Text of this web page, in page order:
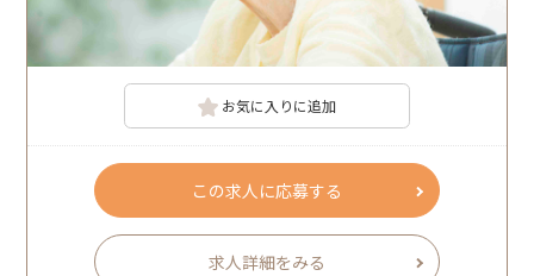
お気に入りに追加
この求人に応募する
求人詳細をみる